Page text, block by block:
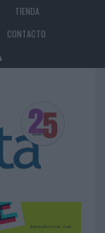
TIENDA
CONTACTO